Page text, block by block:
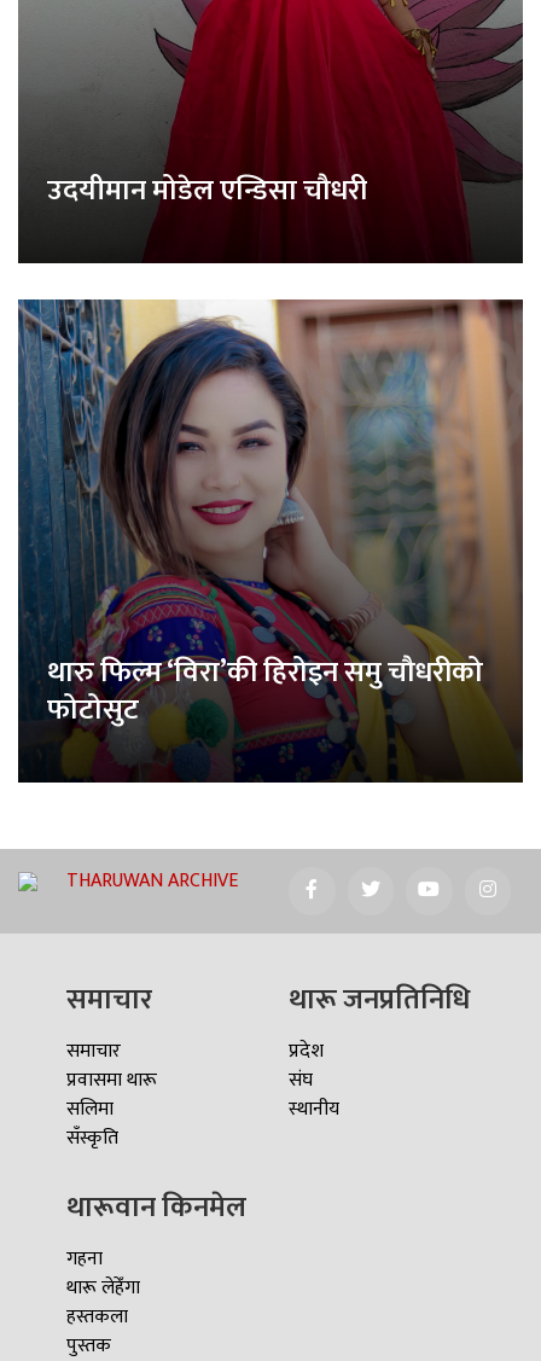
उदयीमान मोडेल एन्डिसा चौधरी
थारु फिल्म ‘विरा’की हिरोइन समु चौधरीको
फोटोसुट
THARUWAN ARCHIVE
समाचार
समाचार
प्रवासमा थारू
सलिमा
सँस्कृति
थारू जनप्रतिनिधि
प्रदेश
संघ
स्थानीय
थारूवान किनमेल
गहना
थारू लेहेँगा
हस्तकला
पुस्तक